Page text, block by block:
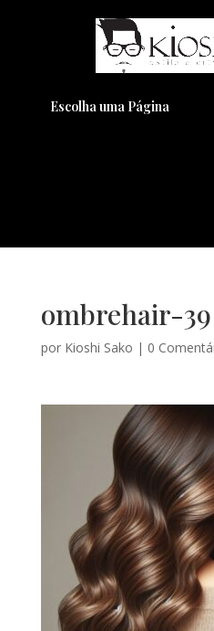
Escolha uma Página
ombrehair-39
por Kioshi Sako | 0
Pensando em